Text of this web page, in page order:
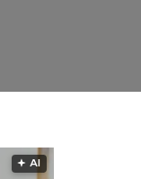
🟅 AI